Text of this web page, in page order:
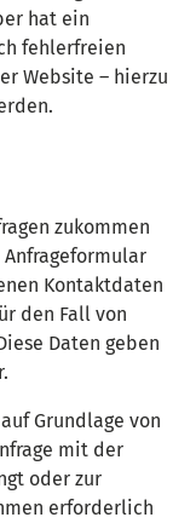
hat ein
fehlerfreien
Website – hierzu
zukommen
Anfrageformular
Kontaktdaten
den Fall von
Daten geben
Grundlage von
mit der
oder zur
erforderlich